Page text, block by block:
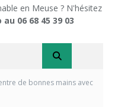
en Meuse ? N'hésitez
06 68 45 39 03
de bonnes mains avec